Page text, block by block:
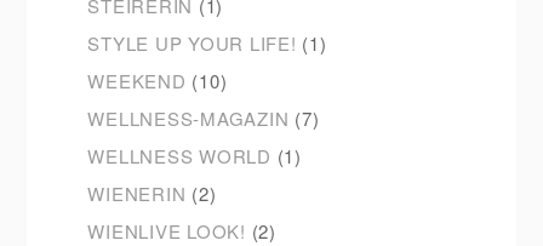
STEIRERIN (1)
STYLE UP YOUR LIFE! (1)
WEEKEND (10)
WELLNESS-MAGAZIN (7)
WELLNESS WORLD (1)
WIENERIN (2)
WIENLIVE LOOK! (2)